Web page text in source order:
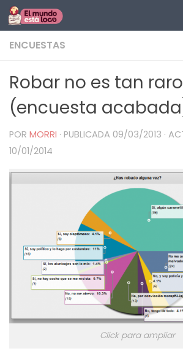
Saltar al contenido
ENCUESTAS
Robar no es tan raro
(encuesta
POR MORRI · PUBLICADA 09/03/2013 ·
10/01/2014
Click para ampliar